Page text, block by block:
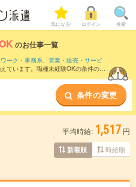
気になる! ログイン 検索
のお仕事一覧
ーク・事務系、 営業・販売・サービ
ています。職種未経験OKの条件の他
条件の変更
平均時給: 1,517 円
新着順 時給順